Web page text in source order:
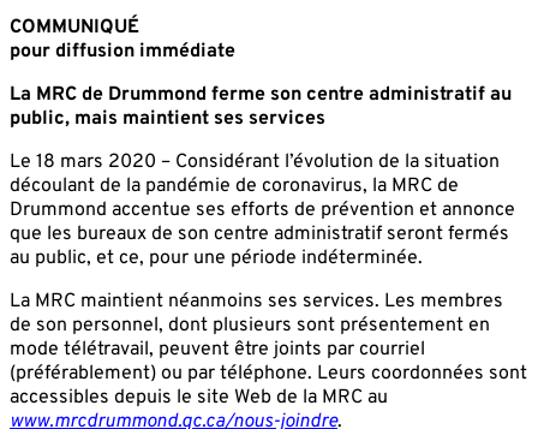
COMMUNIQUÉ
pour diffusion immédiate
La MRC de Drummond ferme son centre administratif au
public, mais maintient ses services
Le 18 mars 2020 – Considérant l’évolution de la situation
découlant de la pandémie de coronavirus, la MRC de
Drummond accentue ses efforts de prévention et annonce
que les bureaux de son centre administratif seront fermés
au public, et ce, pour une période indéterminée.
La MRC maintient néanmoins ses services. Les membres
de son personnel, dont plusieurs sont présentement en
mode télétravail, peuvent être joints par courriel
(préférablement) ou par téléphone. Leurs coordonnées sont
accessibles depuis le site Web de la MRC au
www.mrcdrummond.qc.ca/nous-joindre.